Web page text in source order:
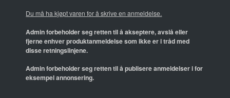
Du må ha kjøpt varen for å skrive en anmeldelse.
Admin forbeholder seg retten til å akseptere, avslå eller
fjerne enhver produktanmeldelse som ikke er i tråd med
disse retningslinjene.
Admin forbeholder seg retten til å publisere anmeldelser i for
eksempel annonsering.